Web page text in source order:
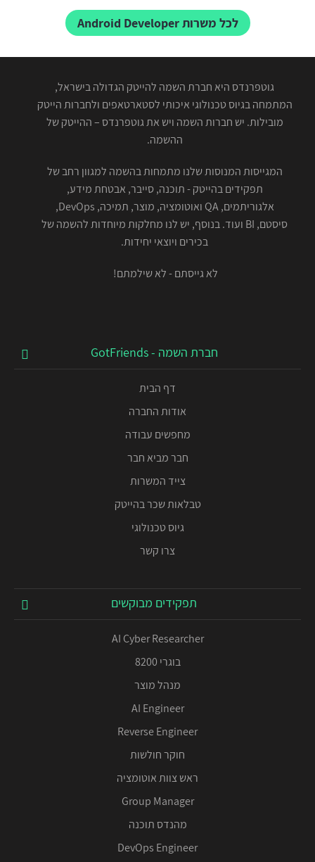
לכל משרות Android Developer
גוטפרנדס היא חברת השמה להייטק הגדולה בישראל,
המתמחה בגיוס טכנולוגי איכותי לסטארטאפים ולחברות הייטק
מובילות. יש חברות השמה ויש את גוטפרנדס – ההייטק של
ההשמה.
המגייסות המנוסות שלנו מתמחות בהשמה למגוון רחב של
תפקידים בהייטק - תוכנה, סייבר, אבטחת מידע,
אלגוריתמים, QA ואוטומציה, מוצר, תמיכה, DevOps,
סיסטם, BI ועוד. בנוסף, יש לנו מחלקות מיוחדות להשמה של
בכירים ויוצאי יחידות.
לא גייסתם - לא שילמתם!
חברת השמה - GotFriends
דף הבית
אודות החברה
מחפשים עבודה
חבר מביא חבר
צייד המשרות
טבלאות שכר בהייטק
גיוס טכנולוגי
צרו קשר
תפקידים מבוקשים
AI Cyber Researcher
בוגרי 8200
מנהל מוצר
AI Engineer
Reverse Engineer
חוקר חולשות
ראש צוות אוטומציה
Group Manager
מהנדס תוכנה
DevOps Engineer